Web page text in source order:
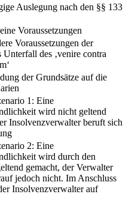
Auslegung nach den §§ 133
Voraussetzungen
Voraussetzungen der
des ‚venire contra
der Grundsätze auf die
1: Eine
wird nicht geltend
Insolvenzverwalter beruft sich
2: Eine
wird durch den
gemacht, der Verwalter
jedoch nicht. Im Anschluss
Insolvenzverwalter auf